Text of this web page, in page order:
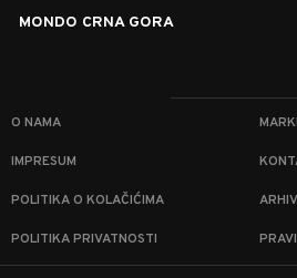
MONDO CRNA GORA
O NAMA
IMPRESUM
POLITIKA O KOLAČIĆIMA
POLITIKA PRIVATNOSTI